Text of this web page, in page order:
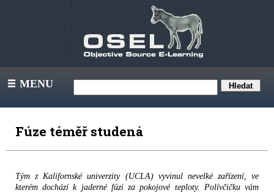
III MENU
Fúze téměř studená
Tým z Kalifornské univerzity (UCLA) vyvinul nevelké zařízení, ve
kterém dochází k jaderné fúzi za pokojové teploty. Polívčičku vám